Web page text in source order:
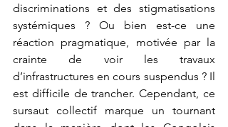
discriminations et des stigmatisations
systémiques ? Ou bien est-ce une
réaction pragmatique, motivée par la
crainte de voir les travaux
d’infrastructures en cours suspendus ? Il
est difficile de trancher. Cependant, ce
sursaut collectif marque un tournant